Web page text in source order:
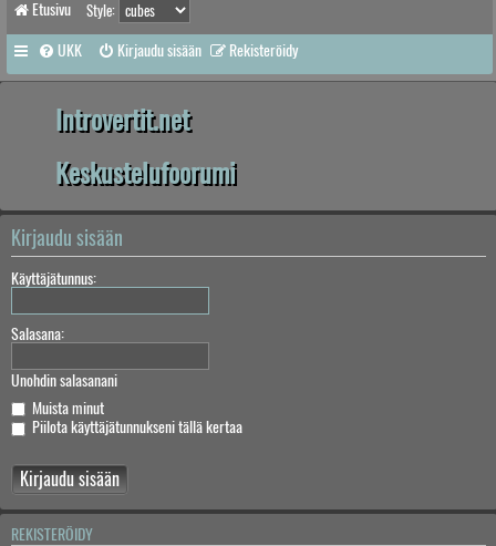
Etusivu Style:
UKK Kirjaudu sisään Rekisteröidy
Introvertit.net
Keskustelufoorumi
Kirjaudu sisään
Käyttäjätunnus:
Salasana:
Unohdin salasanani
Muista minut
Piilota käyttäjätunnukseni tällä kertaa
REKISTERÖIDY